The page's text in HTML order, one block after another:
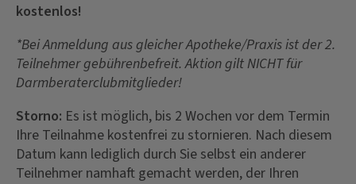
kostenlos!
*Bei Anmeldung aus gleicher Apotheke/Praxis ist der 2.
Teilnehmer gebührenbefreit. Aktion gilt NICHT für
Darmberaterclubmitglieder!
Storno: Es ist möglich, bis 2 Wochen vor dem Termin
Ihre Teilnahme kostenfrei zu stornieren. Nach diesem
Datum kann lediglich durch Sie selbst ein anderer
Teilnehmer namhaft gemacht werden, der Ihren